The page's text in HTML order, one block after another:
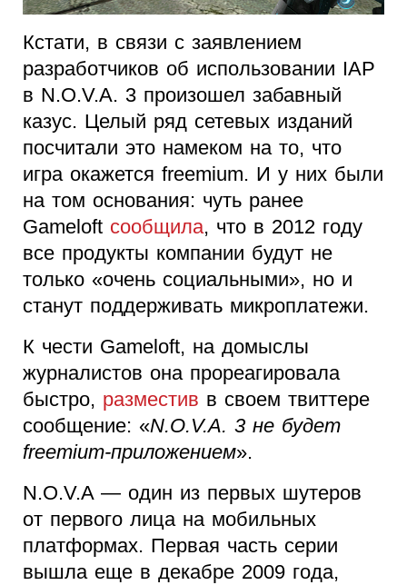
Кстати, в связи с заявлением
разработчиков об использовании IAP
в N.O.V.A. 3 произошел забавный
казус. Целый ряд сетевых изданий
посчитали это намеком на то, что
игра окажется freemium. И у них были
на том основания: чуть ранее
Gameloft сообщила, что в 2012 году
все продукты компании будут не
только «очень социальными», но и
станут поддерживать микроплатежи.
К чести Gameloft, на домыслы
журналистов она прореагировала
быстро, разместив в своем твиттере
сообщение: «N.O.V.A. 3 не будет
freemium-приложением».
N.O.V.A — один из первых шутеров
от первого лица на мобильных
платформах. Первая часть серии
вышла еще в декабре 2009 года,